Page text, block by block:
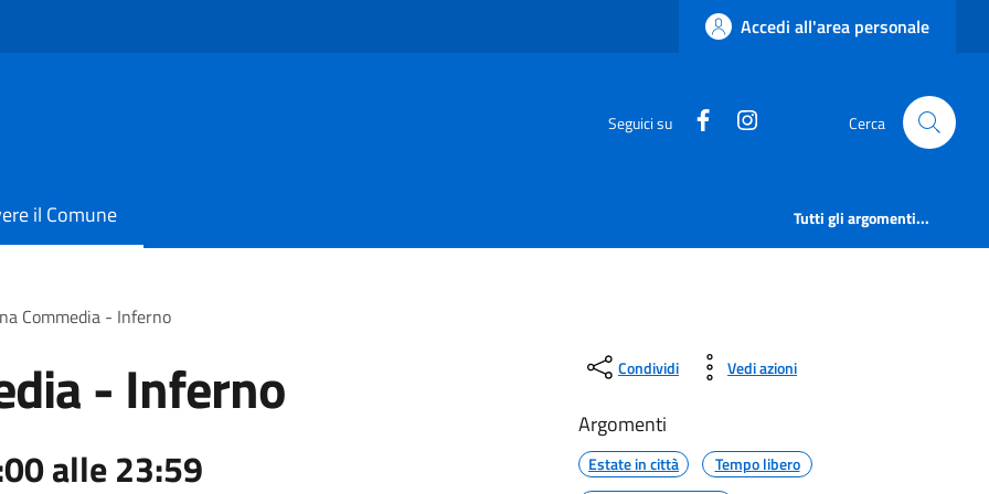
Accedi all'area personale
Seguici su https://www.facebook.com/
https:// Cerca
il Comune Tutti gli argomenti...
Commedia - Inferno
- Inferno
alle 23:59
Condividi Vedi azioni
Argomenti
Estate in città
Tempo libero